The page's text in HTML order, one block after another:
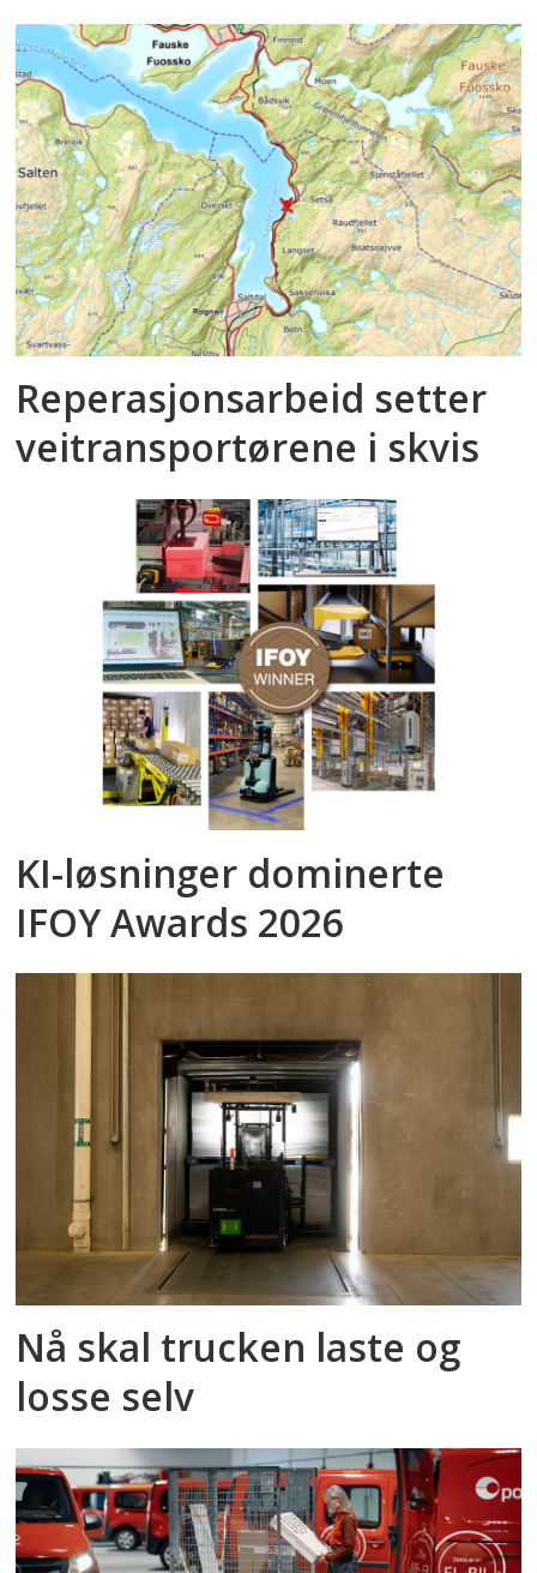
Reperasjonsarbeid setter
veitransportørene i skvis
KI-løsninger dominerte
IFOY Awards 2026
Nå skal trucken laste og
losse selv